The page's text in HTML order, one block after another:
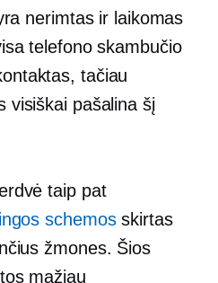
nerimtas ir laikomas
telefono skambučio
tačiau
visiškai pašalina šį
taip pat
schemosskirtas
žmones. Šios
mažiau